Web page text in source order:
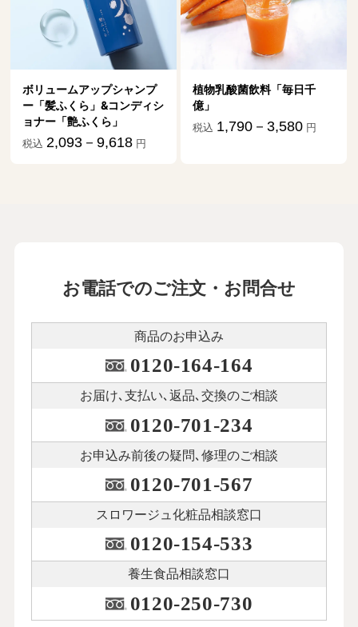
植物乳酸菌飲料「毎日千
億」
税込 1,790－3,580
お電話でのご注文・お問合せ
商品のお申込み
0120-164-164
お届け､支払い､ 返品､交換のご相談
0120-701-234
お申込み前後の疑問､修理のご相談
0120-701-567
スロワージュ化粧品相談窓口
0120-154-533
養生食品相談窓口
0120-250-730